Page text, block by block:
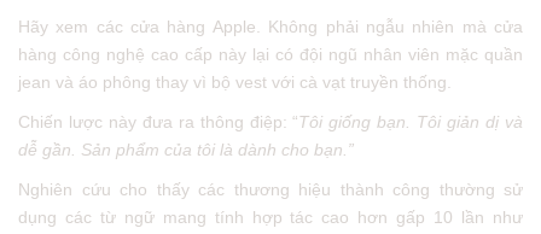
Hãy xem các cửa hàng Apple. Không phải ngẫu nhiên mà cửa
hàng công nghệ cao cấp này lại có đội ngũ nhân viên mặc quần
jean và áo phông thay vì bộ vest với cà vạt truyền thống.
Chiến lược này đưa ra thông điệp: “Tôi giống bạn. Tôi giản dị và
dễ gần. Sản phẩm của tôi là dành cho bạn.”
Nghiên cứu cho thấy các thương hiệu thành công thường sử
dụng các từ ngữ mang tính hợp tác cao hơn gấp 10 lần như